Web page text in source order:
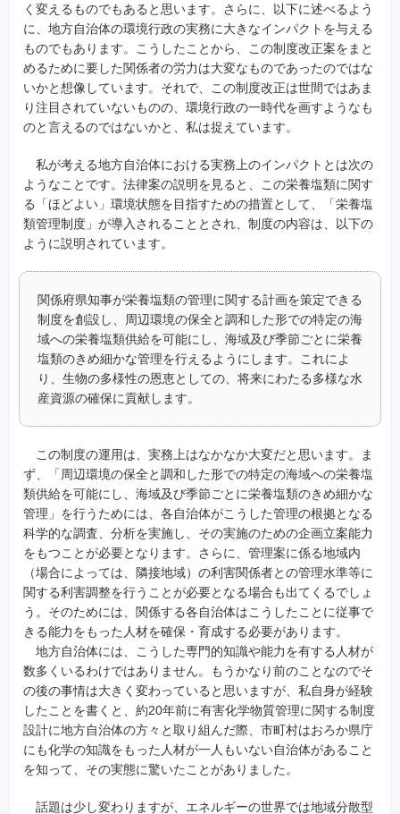
く変えるものでもあると思います。さらに、以下に述べるよう
に、地方自治体の環境行政の実務に大きなインパクトを与える
ものでもあります。こうしたことから、この制度改正案をまと
めるために要した関係者の労力は大変なものであったのではな
いかと想像しています。それで、この制度改正は世間ではあま
り注目されていないものの、環境行政の一時代を画すようなも
のと言えるのではないかと、私は捉えています。
私が考える地方自治体における実務上のインパクトとは次の
ようなことです。法律案の説明を見ると、この栄養塩類に関す
る「ほどよい」環境状態を目指すための措置として、「栄養塩
類管理制度」が導入されることとされ、制度の内容は、以下の
ように説明されています。
関係府県知事が栄養塩類の管理に関する計画を策定できる
制度を創設し、周辺環境の保全と調和した形での特定の海
域への栄養塩類供給を可能にし、海域及び季節ごとに栄養
塩類のきめ細かな管理を行えるようにします。これによ
り、生物の多様性の恩恵としての、将来にわたる多様な水
産資源の確保に貢献します。
この制度の運用は、実務上はなかなか大変だと思います。ま
ず、「周辺環境の保全と調和した形での特定の海域への栄養塩
類供給を可能にし、海域及び季節ごとに栄養塩類のきめ細かな
管理」を行うためには、各自治体がこうした管理の根拠となる
科学的な調査、分析を実施し、その実施のための企画立案能力
をもつことが必要となります。さらに、管理案に係る地域内
（場合によっては、隣接地域）の利害関係者との管理水準等に
関する利害調整を行うことが必要となる場合も出てくるでしょ
う。そのためには、関係する各自治体はこうしたことに従事で
きる能力をもった人材を確保・育成する必要があります。
地方自治体には、こうした専門的知識や能力を有する人材が
数多くいるわけではありません。もうかなり前のことなのでそ
の後の事情は大きく変わっていると思いますが、私自身が経験
したことを書くと、約20年前に有害化学物質管理に関する制度
設計に地方自治体の方々と取り組んだ際、市町村はおろか県庁
にも化学の知識をもった人材が一人もいない自治体があること
を知って、その実態に驚いたことがありました。
話題は少し変わりますが、エネルギーの世界では地域分散型